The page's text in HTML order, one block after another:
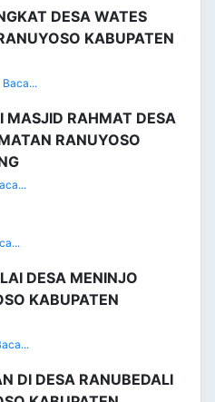
DESA WATES
KABUPATEN
Baca...
MASJID RAHMAT DESA
RANUYOSO
DESA MENINJO
KABUPATEN
DI DESA RANUBEDALI